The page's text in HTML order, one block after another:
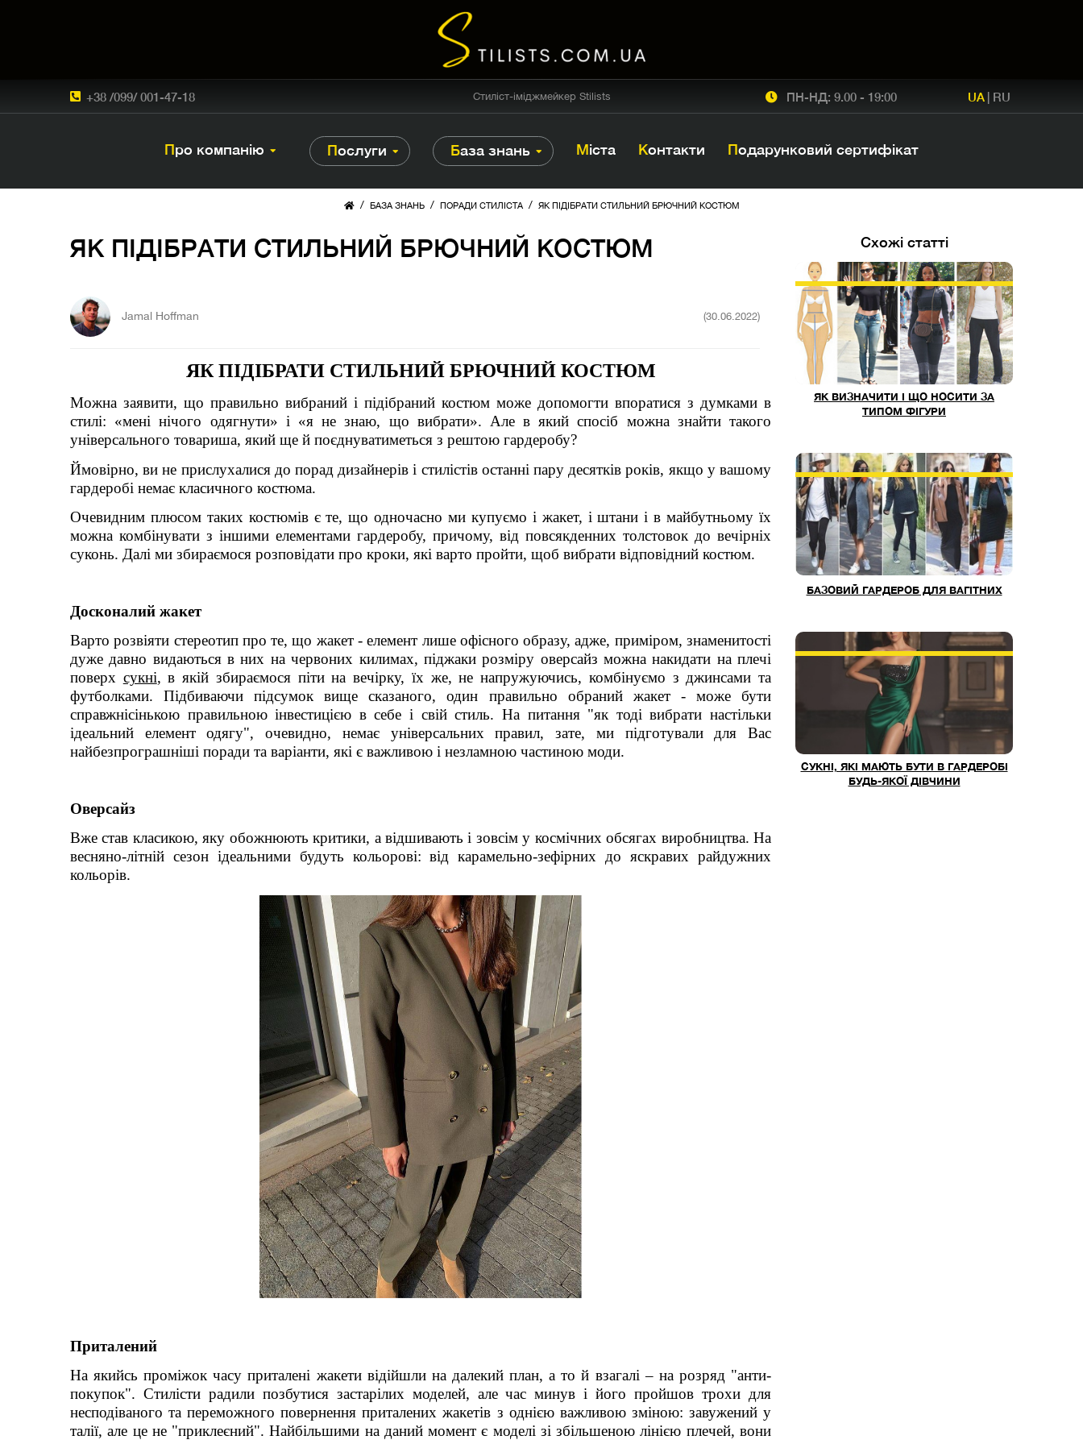
+38 /099/ 001-47-18 Стиліст-іміджмейкер Stilists ПН-НД: 9.00 - 19:00 UA | RU
Про компанію Послуги База знань Міста Контакти Подарунковий сертифікат
/ БАЗА ЗНАНЬ / ПОРАДИ СТИЛІСТА / ЯК ПІДІБРАТИ СТИЛЬНИЙ БРЮЧНИЙ КОСТЮМ
ЯК ПІДІБРАТИ СТИЛЬНИЙ БРЮЧНИЙ КОСТЮМ
Jamal Hoffman (30.06.2022)
ЯК ПІДІБРАТИ СТИЛЬНИЙ БРЮЧНИЙ КОСТЮМ
Можна заявити, що правильно вибраний і підібраний костюм може допомогти впоратися з думками в
стилі: «мені нічого одягнути» і «я не знаю, що вибрати». Але в який спосіб можна знайти такого
універсального товариша, який ще й поєднуватиметься з рештою гардеробу?
Ймовірно, ви не прислухалися до порад дизайнерів і стилістів останні пару десятків років, якщо у вашому
гардеробі немає класичного костюма.
Очевидним плюсом таких костюмів є те, що одночасно ми купуємо і жакет, і штани і в майбутньому їх
можна комбінувати з іншими елементами гардеробу, причому, від повсякденних толстовок до вечірніх
суконь. Далі ми збираємося розповідати про кроки, які варто пройти, щоб вибрати відповідний костюм.
Досконалий жакет
Варто розвіяти стереотип про те, що жакет - елемент лише офісного образу, адже, приміром, знаменитості
дуже давно видаються в них на червоних килимах, піджаки розміру оверсайз можна накидати на плечі
поверх сукні, в якій збираємося піти на вечірку, їх же, не напружуючись, комбінуємо з джинсами та
футболками. Підбиваючи підсумок вище сказаного, один правильно обраний жакет - може бути
справжнісінькою правильною інвестицією в себе і свій стиль. На питання "як тоді вибрати настільки
ідеальний елемент одягу", очевидно, немає універсальних правил, зате, ми підготували для Вас
найбезпрограшніші поради та варіанти, які є важливою і незламною частиною моди.
Оверсайз
Вже став класикою, яку обожнюють критики, а відшивають і зовсім у космічних обсягах виробництва. На
весняно-літній сезон ідеальними будуть кольорові: від карамельно-зефірних до яскравих райдужних
кольорів.
Приталений
На якийсь проміжок часу приталені жакети відійшли на далекий план, а то й взагалі – на розряд "анти-
покупок". Стилісти радили позбутися застарілих моделей, але час минув і його пройшов трохи для
несподіваного та переможного повернення приталених жакетів з однією важливою зміною: завужений у
талії, але це не "приклеєний". Найбільшими на даний момент є моделі зі збільшеною лінією плечей, вони
Схожі статті
ЯК ВИЗНАЧИТИ І ЩО НОСИТИ ЗА
ТИПОМ ФІГУРИ
БАЗОВИЙ ГАРДЕРОБ ДЛЯ ВАГІТНИХ
СУКНІ, ЯКІ МАЮТЬ БУТИ В ГАРДЕРОБІ
БУДЬ-ЯКОЇ ДІВЧИНИ